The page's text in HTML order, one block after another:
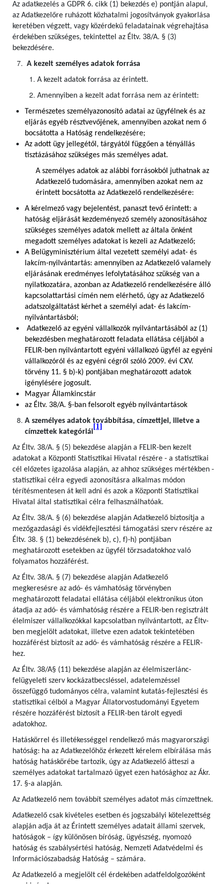
Az adatkezelés a GDPR 6. cikk (1) bekezdés e) pontján alapul,
az Adatkezelőre ruházott közhatalmi jogosítványok gyakorlása
keretében végzett, vagy közérdekű feladatainak végrehajtása
érdekében szükséges, tekintettel az Éltv. 38/A. § (3)
bekezdésére.
A kezelt személyes adatok forrása
A kezelt adatok forrása az érintett.
Amennyiben a kezelt adat forrása nem az érintett:
Természetes személyazonosító adatai az ügyfélnek és az
eljárás egyéb résztvevőjének, amennyiben azokat nem ő
bocsátotta a Hatóság rendelkezésére;
Az adott ügy jellegétől, tárgyától függően a tényállás
tisztázásához szükséges más személyes adat.
A személyes adatok az alábbi forrásokból juthatnak az
Adatkezelő tudomására, amennyiben azokat nem az
érintett bocsátotta az Adatkezelő rendelkezésére:
A kérelmező vagy bejelentést, panaszt tevő érintett: a
hatóság eljárását kezdeményező személy azonosításához
szükséges személyes adatok mellett az általa önként
megadott személyes adatokat is kezeli az Adatkezelő;
A Belügyminisztérium által vezetett személyi adat- és
lakcím-nyilvántartás: amennyiben az Adatkezelő valamely
eljárásának eredményes lefolytatásához szükség van a
nyilatkozatára, azonban az Adatkezelő rendelkezésére álló
kapcsolattartási címén nem elérhető, úgy az Adatkezelő
adatszolgáltatást kérhet a személyi adat- és lakcím-
nyilvántartásból;
Adatkezelő az egyéni vállalkozók nyilvántartásából az (1)
bekezdésben meghatározott feladata ellátása céljából a
FELIR-ben nyilvántartott egyéni vállalkozó ügyfél az egyéni
vállalkozóról és az egyéni cégről szóló 2009. évi CXV.
törvény 11. § b)-k) pontjában meghatározott adatok
igénylésére jogosult.
Magyar Államkincstár
az Éltv. 38/A. §-ban felsorolt egyéb nyilvántartások
A személyes adatok továbbítása, címzettjei, illetve a
címzettek kategóriái
[1]
Az Éltv. 38/A. § (5) bekezdése alapján a FELIR-ben kezelt
adatokat a Központi Statisztikai Hivatal részére - a statisztikai
cél előzetes igazolása alapján, az ahhoz szükséges mértékben -
statisztikai célra egyedi azonosításra alkalmas módon
térítésmentesen át kell adni és azok a Központi Statisztikai
Hivatal által statisztikai célra felhasználhatóak.
Az Éltv. 38/A. § (6) bekezdése alapján Adatkezelő biztosítja a
mezőgazdasági és vidékfejlesztési támogatási szerv részére az
Éltv. 38. § (1) bekezdésének b), c), f)-h) pontjában
meghatározott esetekben az ügyfél törzsadatokhoz való
folyamatos hozzáférést.
Az Éltv. 38/A. § (7) bekezdése alapján Adatkezelő
megkeresésre az adó- és vámhatóság törvényben
meghatározott feladatai ellátása céljából elektronikus úton
átadja az adó- és vámhatóság részére a FELIR-ben regisztrált
élelmiszer vállalkozókkal kapcsolatban nyilvántartott, az Éltv-
ben megjelölt adatokat, illetve ezen adatok tekintetében
hozzáférést biztosít az adó- és vámhatóság részére a FELIR-
hez.
Az Éltv. 38/A§ (11) bekezdése alapján az élelmiszerlánc-
felügyeleti szerv kockázatbecsléssel, adatelemzéssel
összefüggő tudományos célra, valamint kutatás-fejlesztési és
statisztikai célból a Magyar Állatorvostudományi Egyetem
részére hozzáférést biztosít a FELIR-ben tárolt egyedi
adatokhoz.
Hatáskörrel és illetékességgel rendelkező más magyarországi
hatóság: ha az Adatkezelőhöz érkezett kérelem elbírálása más
hatóság hatáskörébe tartozik, úgy az Adatkezelő átteszi a
személyes adatokat tartalmazó ügyet ezen hatósághoz az Ákr.
17. §-a alapján.
Az Adatkezelő nem továbbít személyes adatot más címzettnek.
Adatkezelő csak kivételes esetben és jogszabályi kötelezettség
alapján adja át az Érintett személyes adatait állami szervek,
hatóságok – így különösen bíróság, ügyészség, nyomozó
hatóság és szabálysértési hatóság, Nemzeti Adatvédelmi és
Információszabadság Hatóság – számára.
Az Adatkezelő a megjelölt cél érdekében adatfeldolgozóként